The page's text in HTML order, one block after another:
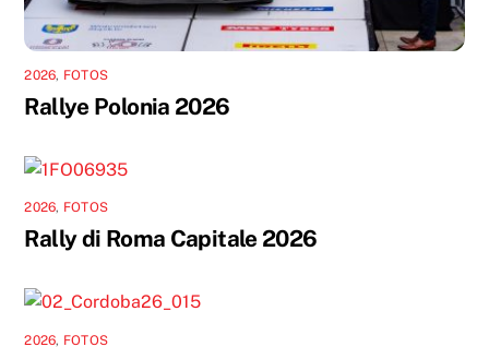
2026, FOTOS
Rallye Polonia 2026
2026, FOTOS
Rally di Roma Capitale 2026
2026, FOTOS